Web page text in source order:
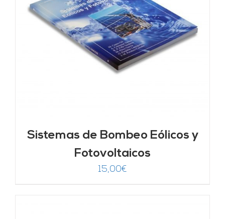
Sistemas de Bombeo Eólicos y
Fotovoltaicos
15,00€